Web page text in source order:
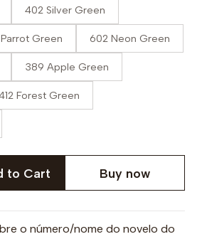
402 Silver Green
Parrot Green 602 Neon Green
389 Apple Green
Forest Green
to Cart Buy now
o número/nome do novelo do